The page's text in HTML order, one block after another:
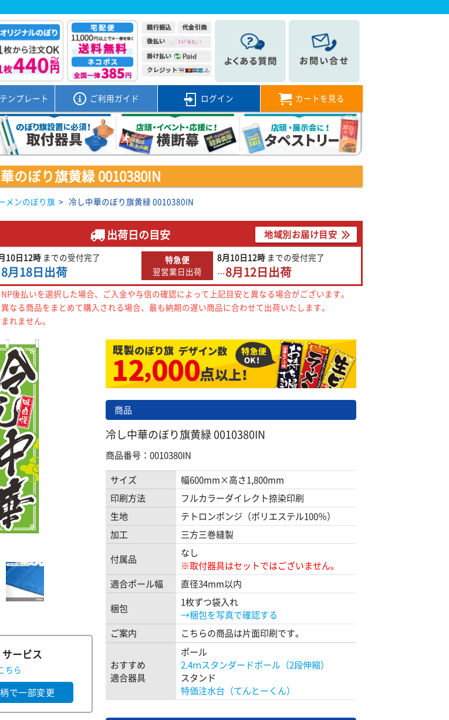
テンプレート ご利用ガイド ログイン カートを見る
のぼり旗黄緑 0010380IN
メンのぼり旗 > 冷し中華のぼり旗黄緑 0010380IN
出荷日の目安 地域別お届け目安
10日12時 までの受付完了
8月18日出荷
特急便
翌営業日出荷
8月10日12時 までの受付完了
…8月12日出荷
後払いを選択した場合、ご入金や与信の確認によって上記目安と異なる場合がございます。
なる商品をまとめて購入される場合、最も納期の遅い商品に合わせて出荷いたします。
れません。
サービス
ちら
で一部変更
商品
冷し中華のぼり旗黄緑 0010380IN
商品番号：0010380IN
サイズ
幅600mm×高さ1,800mm
印刷方法
フルカラーダイレクト捺染印刷
生地
テトロンポンジ（ポリエステル100％）
加工
三方三巻縫製
付属品
なし
※取付器具はセットではございません。
適合ポール幅
直径34mm以内
梱包
1枚ずつ袋入れ
→梱包を写真で確認する
ご案内
こちらの商品は片面印刷です。
おすすめ
適合器具
ポール
2.4ｍスタンダードポール（2段伸縮）
スタンド
特価注水台（てんとーくん）